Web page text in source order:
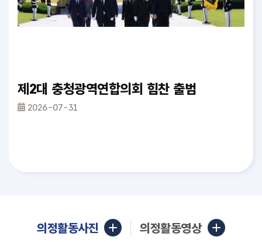
제2대 충청광역연합의회 힘찬 출범
2026-07-31
의정활동사진 의정활동영상